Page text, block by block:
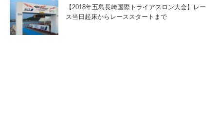
【2018年五島長崎国際トライアスロン大会】レー
ス当日起床からレーススタートまで